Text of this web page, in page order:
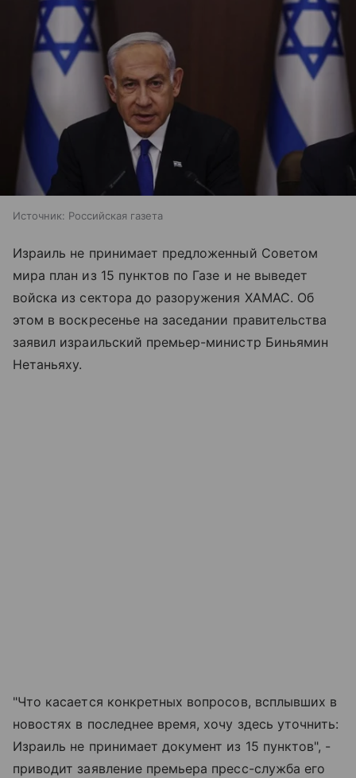
Источник: Российская газета
Израиль не принимает предложенный Советом
мира план из 15 пунктов по Газе и не выведет
войска из сектора до разоружения ХАМАС. Об
этом в воскресенье на заседании правительства
заявил израильский премьер-министр Биньямин
Нетаньяху.
"Что касается конкретных вопросов, всплывших в
новостях в последнее время, хочу здесь уточнить:
Израиль не принимает документ из 15 пунктов", -
приводит заявление премьера пресс-служба его